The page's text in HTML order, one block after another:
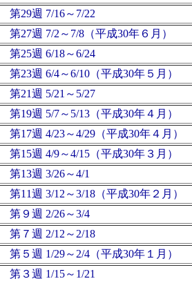
第29週 7/16～7/22
第27週 7/2～7/8（平成30年６月）
第25週 6/18～6/24
第23週 6/4～6/10（平成30年５月）
第21週 5/21～5/27
第19週 5/7～5/13（平成30年４月）
第17週 4/23～4/29（平成30年４月）
第15週 4/9～4/15（平成30年３月）
第13週 3/26～4/1
第11週 3/12～3/18（平成30年２月）
第９週 2/26～3/4
第７週 2/12～2/18
第５週 1/29～2/4（平成30年１月）
第３週 1/15～1/21